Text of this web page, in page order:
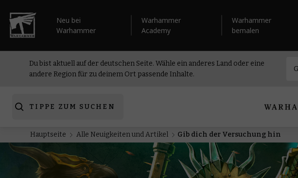
Neu bei
Warhammer
Warhammer
Academy
Warhammer
bemalen
Du bist aktuell auf der deutschen Seite. Wähle ein anderes Land oder eine
andere Region für zu deinem Ort passende Inhalte.
TIPPE ZUM SUCHEN
Hauptseite Alle Neuigkeiten und Artikel Gib dich der Versuchung hin